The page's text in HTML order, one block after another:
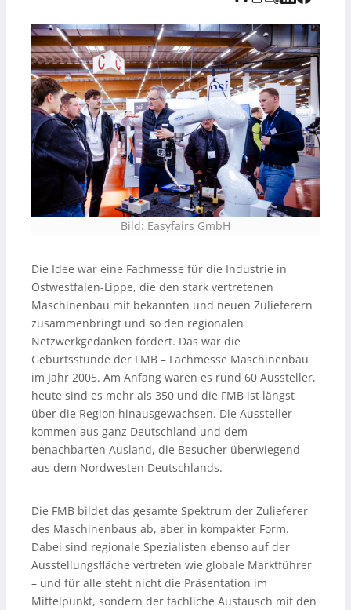
Veranstalter Easyfairs neue Formate wie den
[Connector Park](https://www.i-need.de/) und den
[Digital Hub](https://www.i-need.de/) ein, die
Innovationen und Industriesoftware präsentieren.
Zusätzliche Formate wie die [Innovation Stage]
(https://www.i-need.de/) bieten Panel Discussions,
Power Pitches und Workshops, erweitert durch neue
Themenpavillons und den etablierten [SOMA-Club]
(https://www.i-need.de/).
Bild: Easyfairs GmbH
Die Idee war eine Fachmesse für die Industrie in
Ostwestfalen-Lippe, die den stark vertretenen
Maschinenbau mit bekannten und neuen Zulieferern
zusammenbringt und so den regionalen
Netzwerkgedanken fördert. Das war die
Geburtsstunde der FMB – Fachmesse Maschinenbau
im Jahr 2005. Am Anfang waren es rund 60 Aussteller,
heute sind es mehr als 350 und die FMB ist längst
über die Region hinausgewachsen. Die Aussteller
kommen aus ganz Deutschland und dem
benachbarten Ausland, die Besucher überwiegend
aus dem Nordwesten Deutschlands.
Die FMB bildet das gesamte Spektrum der Zulieferer
des Maschinenbaus ab, aber in kompakter Form.
Dabei sind regionale Spezialisten ebenso auf der
Ausstellungsfläche vertreten wie globale Marktführer
– und für alle steht nicht die Präsentation im
Mittelpunkt, sondern der fachliche Austausch mit den